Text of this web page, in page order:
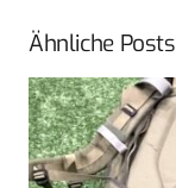
Ähnliche Posts